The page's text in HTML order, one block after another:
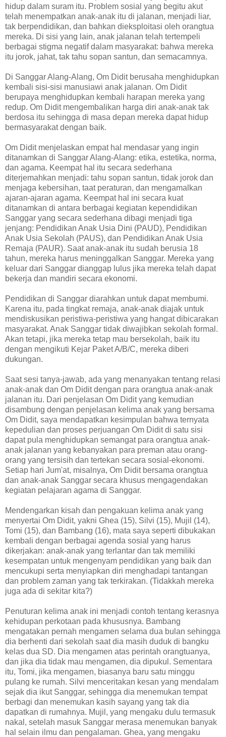
hidup dalam suram itu. Problem sosial yang begitu akut
telah menempatkan anak-anak itu di jalanan, menjadi liar,
tak berpendidikan, dan bahkan dieksploitasi oleh orangtua
mereka. Di sisi yang lain, anak jalanan telah tertempeli
berbagai stigma negatif dalam masyarakat: bahwa mereka
itu jorok, jahat, tak tahu sopan santun, dan semacamnya.
Di Sanggar Alang-Alang, Om Didit berusaha menghidupkan
kembali sisi-sisi manusiawi anak jalanan. Om Didit
berupaya menghidupkan kembali harapan mereka yang
redup. Om Didit mengembalikan harga diri anak-anak tak
berdosa itu sehingga di masa depan mereka dapat hidup
bermasyarakat dengan baik.
Om Didit menjelaskan empat hal mendasar yang ingin
ditanamkan di Sanggar Alang-Alang: etika, estetika, norma,
dan agama. Keempat hal itu secara sederhana
diterjemahkan menjadi: tahu sopan santun, tidak jorok dan
menjaga kebersihan, taat peraturan, dan mengamalkan
ajaran-ajaran agama. Keempat hal ini secara kuat
ditanamkan di antara berbagai kegiatan kependidikan
Sanggar yang secara sederhana dibagi menjadi tiga
jenjang: Pendidikan Anak Usia Dini (PAUD), Pendidikan
Anak Usia Sekolah (PAUS), dan Pendidikan Anak Usia
Remaja (PAUR). Saat anak-anak itu sudah berusia 18
tahun, mereka harus meninggalkan Sanggar. Mereka yang
keluar dari Sanggar dianggap lulus jika mereka telah dapat
bekerja dan mandiri secara ekonomi.
Pendidikan di Sanggar diarahkan untuk dapat membumi.
Karena itu, pada tingkat remaja, anak-anak diajak untuk
mendiskusikan peristiwa-peristiwa yang hangat dibicarakan
masyarakat. Anak Sanggar tidak diwajibkan sekolah formal.
Akan tetapi, jika mereka tetap mau bersekolah, baik itu
dengan mengikuti Kejar Paket A/B/C, mereka diberi
dukungan.
Saat sesi tanya-jawab, ada yang menanyakan tentang relasi
anak-anak dan Om Didit dengan para orangtua anak-anak
jalanan itu. Dari penjelasan Om Didit yang kemudian
disambung dengan penjelasan kelima anak yang bersama
Om Didit, saya mendapatkan kesimpulan bahwa ternyata
kepedulian dan proses perjuangan Om Didit di satu sisi
dapat pula menghidupkan semangat para orangtua anak-
anak jalanan yang kebanyakan para preman atau orang-
orang yang tersisih dan tertekan secara sosial-ekonomi.
Setiap hari Jum'at, misalnya, Om Didit bersama orangtua
dan anak-anak Sanggar secara khusus mengagendakan
kegiatan pelajaran agama di Sanggar.
Mendengarkan kisah dan pengakuan kelima anak yang
menyertai Om Didit, yakni Ghea (15), Silvi (15), Mujil (14),
Tomi (15), dan Bambang (16), mata saya seperti dibukakan
kembali dengan berbagai agenda sosial yang harus
dikerjakan: anak-anak yang terlantar dan tak memiliki
kesempatan untuk mengenyam pendidikan yang baik dan
mencukupi serta menyiapkan diri menghadapi tantangan
dan problem zaman yang tak terkirakan. (Tidakkah mereka
juga ada di sekitar kita?)
Penuturan kelima anak ini menjadi contoh tentang kerasnya
kehidupan perkotaan pada khususnya. Bambang
mengatakan pernah mengamen selama dua bulan sehingga
dia berhenti dari sekolah saat dia masih duduk di bangku
kelas dua SD. Dia mengamen atas perintah orangtuanya,
dan jika dia tidak mau mengamen, dia dipukul. Sementara
itu, Tomi, jika mengamen, biasanya baru satu minggu
pulang ke rumah. Silvi menceritakan kesan yang mendalam
sejak dia ikut Sanggar, sehingga dia menemukan tempat
berbagi dan menemukan kasih sayang yang tak dia
dapatkan di rumahnya. Mujil, yang mengaku dulu termasuk
nakal, setelah masuk Sanggar merasa menemukan banyak
hal selain ilmu dan pengalaman. Ghea, yang mengaku